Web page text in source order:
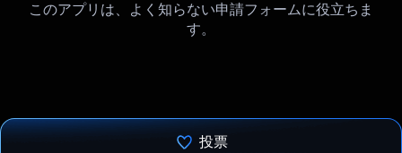
このアプリは、よく知らない申請フォームに役立ちま
す。
投票